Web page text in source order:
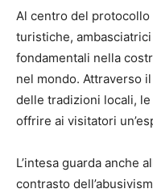
Al centro del
turistiche,
fondamentali nella
nel mondo. Attraverso
delle tradizioni locali,
offrire ai visitatori
L’intesa guarda anche
contrasto